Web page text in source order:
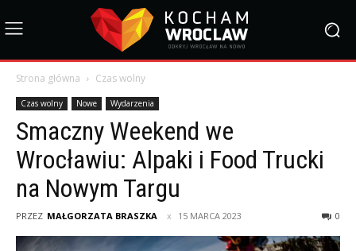
Strona główna Czas wolny
Czas wolny Nowe Wydarzenia
Smaczny Weekend we
Wrocławiu: Alpaki i Food Trucki
na Nowym Targu
PRZEZ MAŁGORZATA BRASZKA 15 MARCA 2023 0